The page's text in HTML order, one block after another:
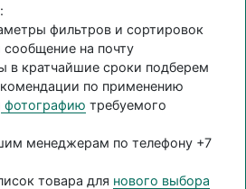
фильтров и сортировок
на почту
в кратчайшие сроки подберем
по применению
фотографию требуемого
менеджерам по телефону +7
товара для нового выбора